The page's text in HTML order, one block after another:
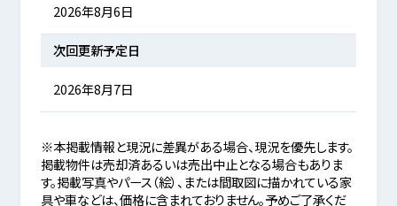
2026年8月6日
次回更新予定日
2026年8月7日
※本掲載情報と現況に差異がある場合、現況を優先します。
掲載物件は売却済あるいは売出中止となる場合もありま
す。掲載写真やパース（絵）、または間取図に描かれている家
具や車などは、価格に含まれておりません。予めご了承くだ